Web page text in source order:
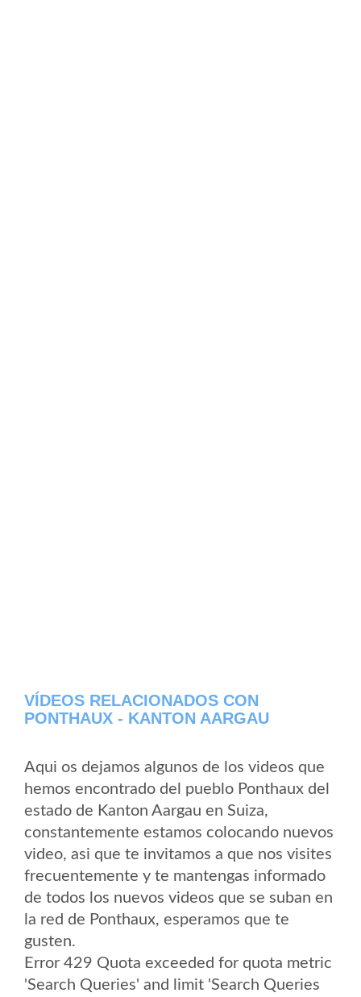
VÍDEOS RELACIONADOS CON
PONTHAUX - KANTON AARGAU
Aqui os dejamos algunos de los videos que
hemos encontrado del pueblo Ponthaux del
estado de Kanton Aargau en Suiza,
constantemente estamos colocando nuevos
video, asi que te invitamos a que nos visites
frecuentemente y te mantengas informado
de todos los nuevos videos que se suban en
la red de Ponthaux, esperamos que te
gusten.
Error 429 Quota exceeded for quota metric
'Search Queries' and limit 'Search Queries